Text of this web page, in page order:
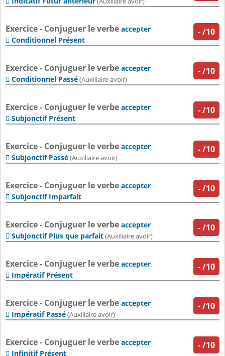
-/10
Exercice - Conjuguer le verbe accepter
 Conditionnel Présent
-/10
Exercice - Conjuguer le verbe accepter
 Conditionnel Passé(Auxiliaire avoir)
-/10
Exercice - Conjuguer le verbe accepter
 Subjonctif Présent
-/10
Exercice - Conjuguer le verbe accepter
 Subjonctif Passé(Auxiliaire avoir)
-/10
Exercice - Conjuguer le verbe accepter
 Subjonctif Imparfait
-/10
Exercice - Conjuguer le verbe accepter
 Subjonctif Plus que parfait(Auxiliaire avoir)
-/10
Exercice - Conjuguer le verbe accepter
 Impératif Présent
-/10
Exercice - Conjuguer le verbe accepter
 Impératif Passé(Auxiliaire avoir)
-/10
Exercice - Conjuguer le verbe accepter
 Infinitif Présent